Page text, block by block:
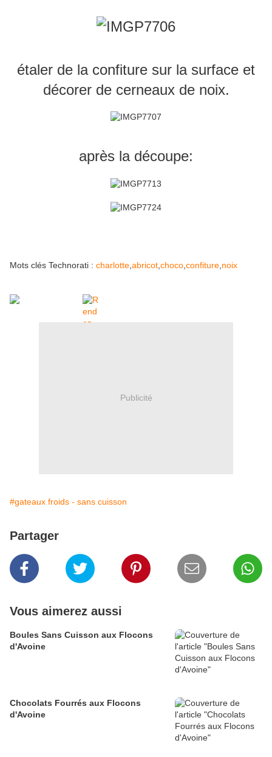
étaler de la confiture sur la surface et
décorer de cerneaux de noix.
après la découpe:
Mots clés Technorati : charlotte abricot choco confiture noix
Publicité
#gateaux froids - sans cuisson
Partager
Vous aimerez aussi
Boules Sans Cuisson aux Flocons
d'Avoine
Chocolats Fourrés aux Flocons
d'Avoine